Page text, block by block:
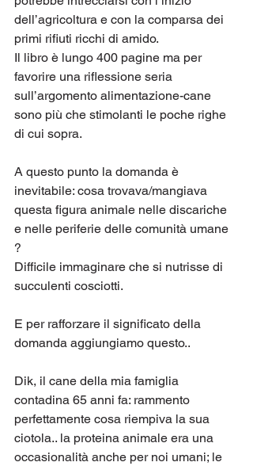
dell’agricoltura e con la comparsa dei
primi rifiuti ricchi di amido.
Il libro è lungo 400 pagine ma per
favorire una riflessione seria
sull’argomento alimentazione-cane
sono più che stimolanti le poche righe
di cui sopra.
A questo punto la domanda è
inevitabile: cosa trovava/mangiava
questa figura animale nelle discariche
e nelle periferie delle comunità umane
?
Difficile immaginare che si nutrisse di
succulenti cosciotti.
E per rafforzare il significato della
domanda aggiungiamo questo..
Dik, il cane della mia famiglia
contadina 65 anni fa: rammento
perfettamente cosa riempiva la sua
ciotola.. la proteina animale era una
occasionalità anche per noi umani; le